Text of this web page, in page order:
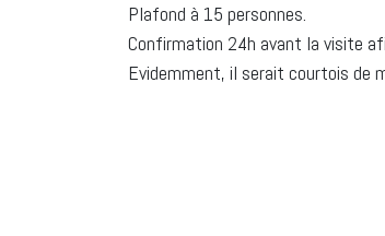
Plafond à 15 personnes.
Confirmation 24h avant la visite
Evidemment, il serait courtois de